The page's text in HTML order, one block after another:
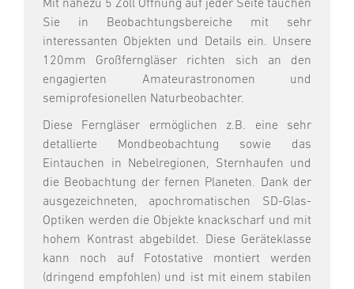
Mit nahezu 5 Zoll Öffnung auf jeder Seite tauchen
Sie in Beobachtungsbereiche mit sehr
interessanten Objekten und Details ein. Unsere
120mm Großferngläser richten sich an den
engagierten Amateurastronomen und
semiprofesionellen Naturbeobachter.
Diese Ferngläser ermöglichen z.B. eine sehr
detallierte Mondbeobachtung sowie das
Eintauchen in Nebelregionen, Sternhaufen und
die Beobachtung der fernen Planeten. Dank der
ausgezeichneten, apochromatischen SD-Glas-
Optiken werden die Objekte knackscharf und mit
hohem Kontrast abgebildet. Diese Geräteklasse
kann noch auf Fotostative montiert werden
(dringend empfohlen) und ist mit einem stabilen